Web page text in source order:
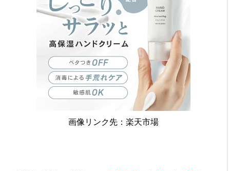
画像リンク先：楽天市場